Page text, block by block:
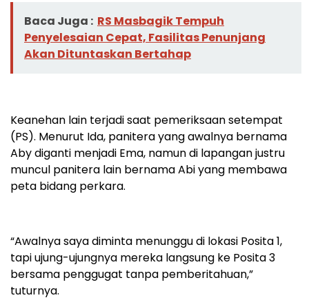
Baca Juga : RS Masbagik Tempuh
Penyelesaian Cepat, Fasilitas Penunjang
Akan Dituntaskan Bertahap
Keanehan lain terjadi saat pemeriksaan setempat
(PS). Menurut Ida, panitera yang awalnya bernama
Aby diganti menjadi Ema, namun di lapangan justru
muncul panitera lain bernama Abi yang membawa
peta bidang perkara.
“Awalnya saya diminta menunggu di lokasi Posita 1,
tapi ujung-ujungnya mereka langsung ke Posita 3
bersama penggugat tanpa pemberitahuan,”
tuturnya.